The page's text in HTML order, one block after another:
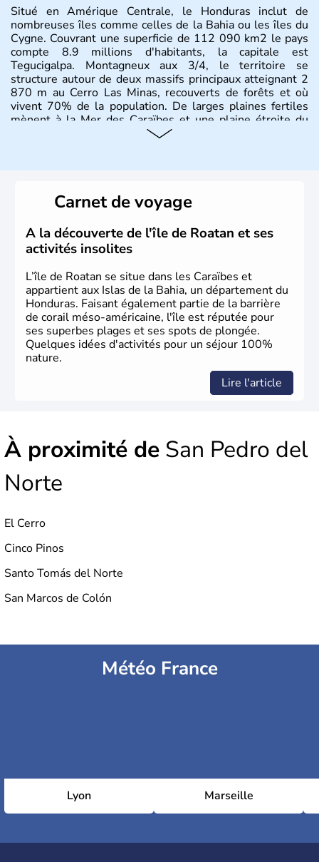
Situé en Amérique Centrale, le Honduras inclut de
nombreuses îles comme celles de la Bahia ou les îles du
Cygne. Couvrant une superficie de 112 090 km2 le pays
compte 8.9 millions d'habitants, la capitale est
Tegucigalpa. Montagneux aux 3/4, le territoire se
structure autour de deux massifs principaux atteignant 2
870 m au Cerro Las Minas, recouverts de forêts et où
vivent 70% de la population. De larges plaines fertiles
mènent à la Mer des Caraïbes et une plaine étroite du
Carnet de voyage
A la découverte de l'île de Roatan et ses
activités insolites
L’île de Roatan se situe dans les Caraïbes et
appartient aux Islas de la Bahia, un département du
Honduras. Faisant également partie de la barrière
de corail méso-américaine, l'île est réputée pour
ses superbes plages et ses spots de plongée.
Quelques idées d'activités pour un séjour 100%
nature.
Lire l'article
À proximité de San Pedro del
Norte
El Cerro
Cinco Pinos
Santo Tomás del Norte
San Marcos de Colón
Météo France
Lyon Marseille